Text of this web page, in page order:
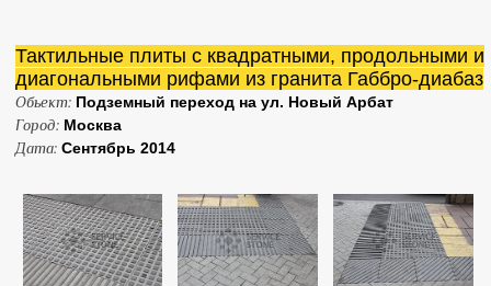
Тактильные плиты с квадратными, продольными и
диагональными рифами из гранита Габбро-диабаз
Обьект: Подземный переход на ул. Новый Арбат
Город: Москва
Дата: Сентябрь 2014